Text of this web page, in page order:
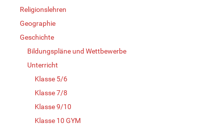
Religionslehren
Geographie
Geschichte
Bildungspläne und Wettbewerbe
Unterricht
Klasse 5/6
Klasse 7/8
Klasse 9/10
Klasse 10 GYM